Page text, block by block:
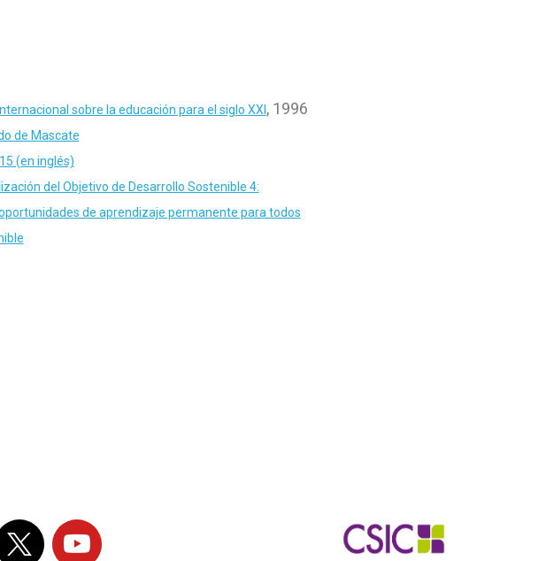
sobre la educación para el siglo XXI , 1996
de Mascate
(en inglés)
del Objetivo de Desarrollo Sostenible 4:
de aprendizaje permanente para todos